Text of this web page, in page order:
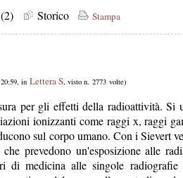
(2) Storico Stampa
in Lettera S, visto n. 2773 volte)
per gli effetti della radioattività. Si
ionizzanti come raggi x, raggi
sul corpo umano. Con i Sievert
prevedono un'esposizione alle
di medicina alle singole radiografie